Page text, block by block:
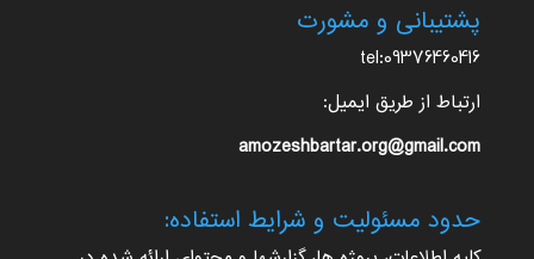
پشتیبانی و مشورت
tel:09376460416
ارتباط از طریق ایمیل:
amozeshbartar.org@gmail.com
حدود مسئولیت و شرایط استفاده: